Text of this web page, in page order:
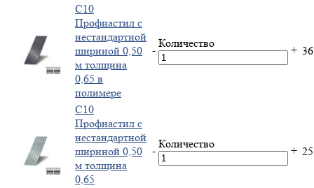
С10
Профнастил с
нестандартной
шириной 0,50
м толщина
0,65 в
полимере
-
Количество
+
С10
Профнастил с
нестандартной
шириной 0,50
м толщина
0,65
-
Количество
+